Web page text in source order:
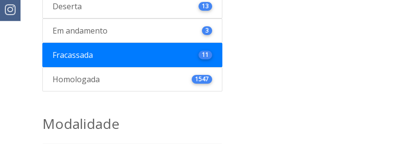
Deserta 13
Em andamento 3
Fracassada 11
Homologada 1547
Modalidade